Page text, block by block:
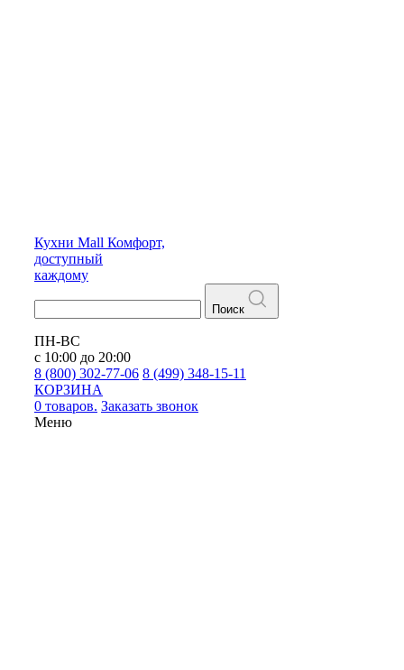
Кухни Mall Комфорт,
доступный
каждому
Поиск
ПН-ВС
с 10:00 до 20:00
8 (800) 302-77-06 8 (499) 348-15-11
КОРЗИНА
0 товаров. Заказать звонок
Меню